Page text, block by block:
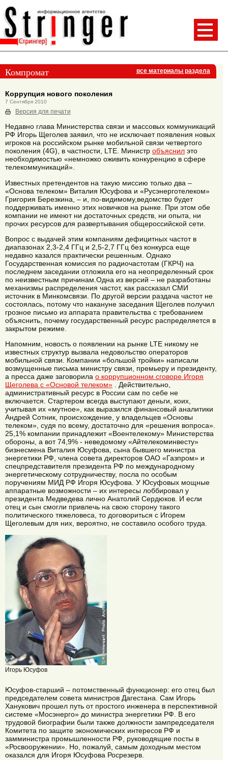
Компромат все материалы раздела
Коррупция нового поколения
7 Сентября 2010
Версия для печати
Недавно глава Министерства связи и массовых коммуникаций
РФ Игорь Щеголев заявил, что не исключает появления новых
игроков на российском рынке мобильной связи четвертого
поколения (4G), в частности, LTE. Министр объяснил это
необходимостью «немножко оживить конкуренцию в сфере
телекоммуникаций».
Известных претендентов на такую миссию только два –
«Основа телеком» Виталия Юсуфова и «Русэнерготелеком»
Григория Березкина, – и, по-видимому,ведомство будет
поддерживать именно этих новичков на рынке. При этом обе
компании не имеют ни достаточных средств, ни опыта, ни
прочих ресурсов для развертывания общероссийской сети.
Вопрос с выдачей этим компаниям дефицитных частот в
диапазонах 2,3-2,4 ГГц и 2,5-2,7 ГГц без конкурса еще
недавно казался практически решенным. Однако
Государственная комиссия по радиочастотам (ГКРЧ) на
последнем заседании отложила его на неопределенный срок
по неизвестным причинам.Одна из версий – не разработаны
механизмы распределения частот, как рассказал СМИ
источник в Минкомсвязи. По другой версии раздача частот не
состоялась, потому что накануне заседания Щеголев получил
грозное письмо из аппарата правительства с требованием
объяснить, почему государственный ресурс распределяется в
закрытом режиме.
Напомним, новость о появлении на рынке LTE никому не
известных структур вызвала недовольство операторов
мобильной связи. Компании «большой тройки» написали
возмущенные письма министру связи, премьеру и президенту,
а пресса даже заговорила о коррупционном сговоре Игоря
Щеголева с «Основой телеком» . Действительно,
административный ресурс в России сам по себе не
включается. Стартером всегда выступают деньги, коих,
учитывая их «мутное», как выразился финансовый аналитики
Андрей Сотник, происхождение, у владельцев «Основы
телеком», судя по всему, достаточно для «решения вопроса».
25,1% компании принадлежит «Воентелекому» Министерства
обороны, а вот 74,9% - неведомому «Айтелекоминвесту»
бизнесмена Виталия Юсуфова, сына бывшего министра
энергетики РФ, члена совета директоров ОАО «Газпром» и
спецпредставителя президента РФ по международному
энергетическому сотрудничеству, посла по особым
поручениям МИД РФ Игоря Юсуфова. У Юсуфовых мощные
аппаратные возможности – их интересы лоббировал у
президента Медведева лично Анатолий Сердюков. И если
отец и сын смогли привлечь на свою сторону такого
политического тяжеловеса, то договориться с Игорем
Щеголевым для них, вероятно, не составило особого труда.
Игорь Юсуфов
Юсуфов-старший – потомственный функционер: его отец был
председателем совета министров Дагестана. Сам Игорь
Ханукович прошел путь от простого инженера в перспективной
системе «Мосэнерго» до министра энергетики РФ. В его
трудовой биографии были также должности зампредседателя
Комитета по защите экономических интересов РФ и
замминистра промышленности РФ, руководящие посты в
«Росвооружении». Но, пожалуй, самым доходным местом
оказался для Игоря Юсуфова Росрезерв.